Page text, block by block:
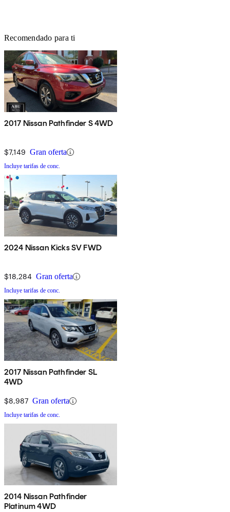
Recomendado para ti
2017 Nissan Pathfinder S 4WD
$7,149 Gran oferta
Incluye tarifas de conc.
2024 Nissan Kicks SV FWD
$18,284 Gran oferta
Incluye tarifas de conc.
2017 Nissan Pathfinder SL
4WD
$8,987 Gran oferta
Incluye tarifas de conc.
2014 Nissan Pathfinder
Platinum 4WD